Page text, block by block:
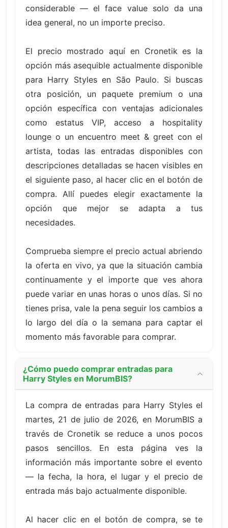
considerable — el face value solo da una
idea general, no un importe preciso.
El precio mostrado aquí en Cronetik es la
opción más asequible actualmente disponible
para Harry Styles en São Paulo. Si buscas
otra posición, un paquete premium o una
opción específica con ventajas adicionales
como estatus VIP, acceso a hospitality
lounge o un encuentro meet & greet con el
artista, todas las entradas disponibles con
descripciones detalladas se hacen visibles en
el siguiente paso, al hacer clic en el botón de
compra. Allí puedes elegir exactamente la
opción que mejor se adapta a tus
necesidades.
Comprueba siempre el precio actual abriendo
la oferta en vivo, ya que la situación cambia
continuamente y el importe que ves ahora
puede variar en unas horas o unos días. Si no
tienes prisa, vale la pena seguir los cambios a
lo largo del día o la semana para captar el
momento más favorable para comprar.
¿Cómo puedo comprar entradas para
Harry Styles en MorumBIS?
La compra de entradas para Harry Styles el
martes, 21 de julio de 2026, en MorumBIS a
través de Cronetik se reduce a unos pocos
pasos sencillos. En esta página ves la
información más importante sobre el evento
— la fecha, la hora, el lugar y el precio de
entrada más bajo actualmente disponible.
Al hacer clic en el botón de compra, se te